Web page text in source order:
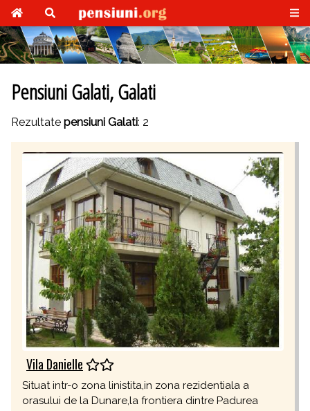
Pensiuni Galati, Galati
Rezultate pensiuni Galati: 2
Vila Danielle
Situat intr-o zona linistita,in zona rezidentiala a
orasului de la Dunare,la frontiera dintre Padurea